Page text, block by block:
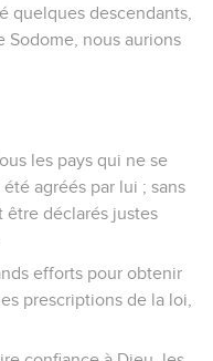
quelques descendants,
Sodome, nous aurions
les pays qui ne se
agréés par lui ; sans
être déclarés justes
efforts pour obtenir
prescriptions de la loi,